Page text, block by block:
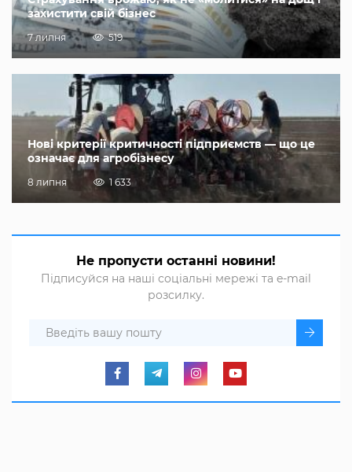
захистити свій бізнес
7 липня 519
Нові критерії критичності підприємств — що це
означає для агробізнесу
8 липня 1 633
Не пропусти останні новини!
Підписуйся на наші соціальні мережі та e-mail
розсилку.